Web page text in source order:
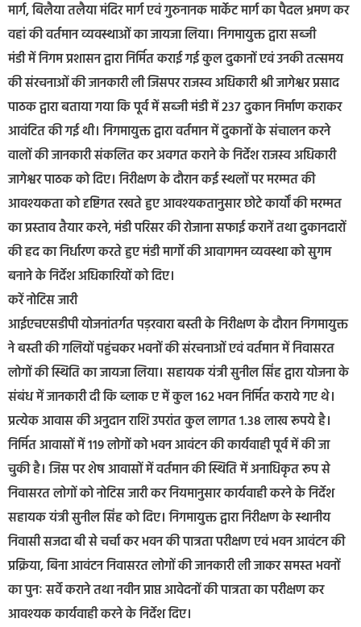
मार्ग, बिलैया तलैया मंदिर मार्ग एवं गुरुनानक मार्केट मार्ग का पैदल भ्रमण कर
वहां की वर्तमान व्यवस्थाओं का जायजा लिया। निगमायुक्त द्वारा सब्जी
मंडी में निगम प्रशासन द्वारा निर्मित कराई गई कुल दुकानों एवं उनकी तत्समय
की संरचनाओं की जानकारी ली जिसपर राजस्व अधिकारी श्री जागेश्वर प्रसाद
पाठक द्वारा बताया गया कि पूर्व में सब्जी मंडी में 237 दुकान निर्माण कराकर
आवंटित की गई थी। निगमायुक्त द्वारा वर्तमान में दुकानों के संचालन करने
वालों की जानकारी संकलित कर अवगत कराने के निर्देश राजस्व अधिकारी
जागेश्वर पाठक को दिए। निरीक्षण के दौरान कई स्थलों पर मरम्मत की
आवश्यकता को दृष्टिगत रखते हुए आवश्यकतानुसार छोटे कार्यों की मरम्मत
का प्रस्ताव तैयार करने, मंडी परिसर की रोजाना सफाई करानें तथा दुकानदारों
की हद का निर्धारण करते हुए मंडी मार्गो की आवागमन व्यवस्था को सुगम
बनाने के निर्देश अधिकारियों को दिए।
करें नोटिस जारी
आईएचएसडीपी योजनांतर्गत पड़रवारा बस्ती के निरीक्षण के दौरान निगमायुक्त
ने बस्ती की गलियों पहुंचकर भवनों की संरचनाओं एवं वर्तमान में निवासरत
लोगों की स्थिति का जायजा लिया। सहायक यंत्री सुनील सिंह द्वारा योजना के
संबंध में जानकारी दी कि ब्लाक ए में कुल 162 भवन निर्मित कराये गए थे।
प्रत्येक आवास की अनुदान राशि उपरांत कुल लागत 1.38 लाख रूपये है।
निर्मित आवासों में 119 लोगों को भवन आवंटन की कार्यवाही पूर्व में की जा
चुकी है। जिस पर शेष आवासों में वर्तमान की स्थिति में अनाधिकृत रूप से
निवासरत लोगों को नोटिस जारी कर नियमानुसार कार्यवाही करने के निर्देश
सहायक यंत्री सुनील सिंह को दिए। निगमायुक्त द्वारा निरीक्षण के स्थानीय
निवासी सजदा बी से चर्चा कर भवन की पात्रता परीक्षण एवं भवन आवंटन की
प्रक्रिया, बिना आवंटन निवासरत लोगों की जानकारी ली जाकर समस्त भवनों
का पुनः सर्वे कराने तथा नवीन प्राप्त आवेदनों की पात्रता का परीक्षण कर
आवश्यक कार्यवाही करने के निर्देश दिए।